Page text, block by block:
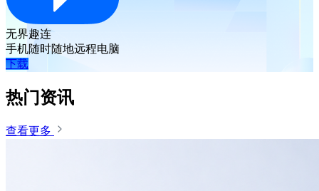
无界趣连
手机随时随地远程电脑
下载
热门资讯
查看更多